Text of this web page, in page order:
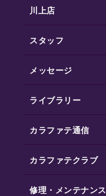
川上店
スタッフ
メッセージ
ライブラリー
カラファテ通信
カラファテクラブ
修理・メンテナンス